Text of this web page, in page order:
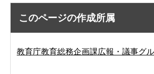
このページの作成所属
教育庁教育総務企画課広報・議事グ